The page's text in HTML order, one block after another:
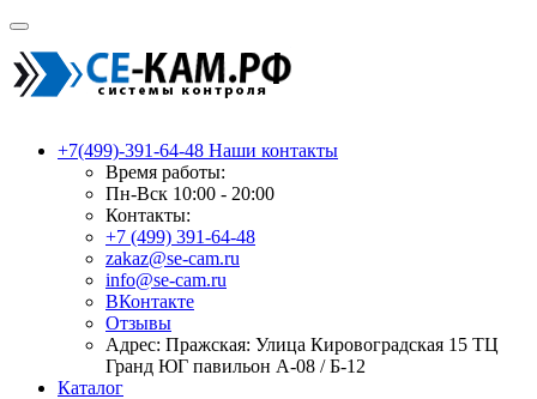
+7(499)-391-64-48 Наши контакты
Время работы:
Пн-Вск 10:00 - 20:00
Контакты:
+7 (499) 391-64-48
zakaz@se-cam.ru
info@se-cam.ru
ВКонтакте
Отзывы
Адрес: Пражская: Улица Кировоградская 15 ТЦ
Гранд ЮГ павильон А-08 / Б-12
Каталог